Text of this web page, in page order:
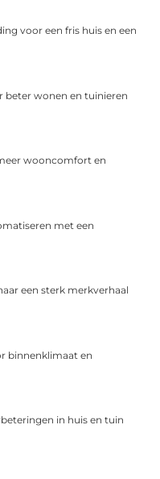
voor een fris huis en een
beter wonen en tuinieren
wooncomfort en
met een
een sterk merkverhaal
binnenklimaat en
in huis en tuin